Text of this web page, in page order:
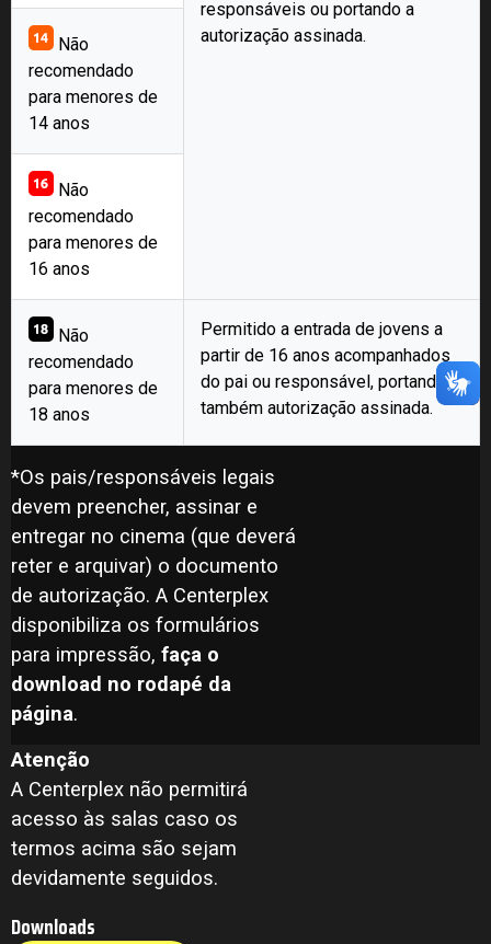
responsáveis ou portando a
autorização assinada.
Não
recomendado
para menores de
14 anos
Não
recomendado
para menores de
16 anos
Não
recomendado
para menores de
18 anos
Permitido a entrada de jovens a
partir de 16 anos acompanhados
do pai ou responsável, portando
também autorização assinada.
*Os pais/responsáveis legais
devem preencher, assinar e
entregar no cinema (que deverá
reter e arquivar) o documento
de autorização. A Centerplex
disponibiliza os formulários
para impressão, faça o
download no rodapé da
página.
Atenção
A Centerplex não permitirá
acesso às salas caso os
termos acima são sejam
devidamente seguidos.
Downloads